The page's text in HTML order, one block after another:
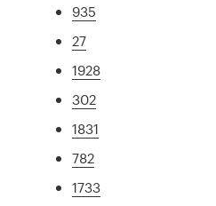
935
27
1928
302
1831
782
1733